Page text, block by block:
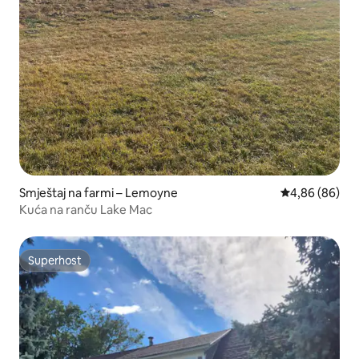
Smještaj na farmi – Lemoyne Prosječna
4,86 (86)
Kuća na ranču Lake Mac
Superhost
Superhost